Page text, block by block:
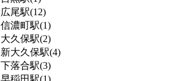
広尾駅(12)
信濃町駅(1)
大久保駅(2)
新大久保駅(4)
下落合駅(3)